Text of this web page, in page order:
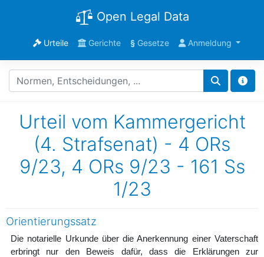
Open Legal Data
Urteile Gerichte §Gesetze Anmeldung
Urteil vom Kammergericht
(4. Strafsenat) - 4 ORs
9/23, 4 ORs 9/23 - 161 Ss
1/23
Orientierungssatz
Die notarielle Urkunde über die Anerkennung einer Vaterschaft
erbringt nur den Beweis dafür, dass die Erklärungen zur